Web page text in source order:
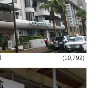
(10,792)